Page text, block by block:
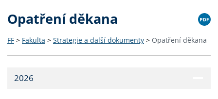
Opatření děkana
FF > Fakulta > Strategie a další dokumenty > Opatření děkana
2026